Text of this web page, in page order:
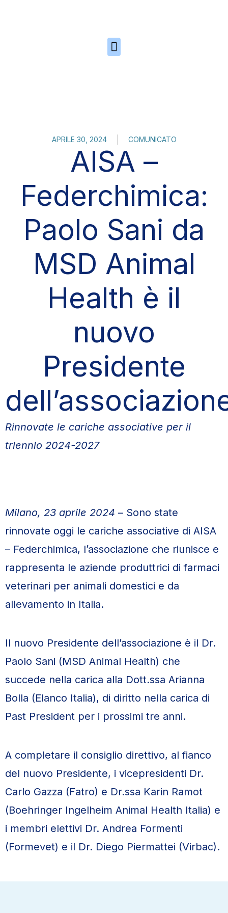
APRILE 30, 2024 COMUNICATO
AISA –
Federchimica:
Paolo Sani da
MSD Animal
Health è il
nuovo
Presidente
Rinnovate le cariche associative per il
triennio 2024-2027
Milano, 23 aprile 2024 – Sono state
rinnovate oggi le cariche associative di AISA
– Federchimica, l’associazione che riunisce e
rappresenta le aziende produttrici di farmaci
veterinari per animali domestici e da
allevamento in Italia.
Il nuovo Presidente dell’associazione è il Dr.
Paolo Sani (MSD Animal Health) che
succede nella carica alla Dott.ssa Arianna
Bolla (Elanco Italia), di diritto nella carica di
Past President per i prossimi tre anni.
A completare il consiglio direttivo, al fianco
del nuovo Presidente, i vicepresidenti Dr.
Carlo Gazza (Fatro) e Dr.ssa Karin Ramot
(Boehringer Ingelheim Animal Health Italia) e
i membri elettivi Dr. Andrea Formenti
(Formevet) e il Dr. Diego Piermattei (Virbac).